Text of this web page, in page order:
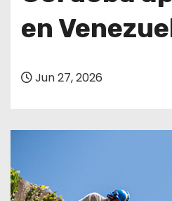
en
Jun 27, 2026